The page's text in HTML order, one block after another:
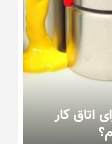
اتاق کار